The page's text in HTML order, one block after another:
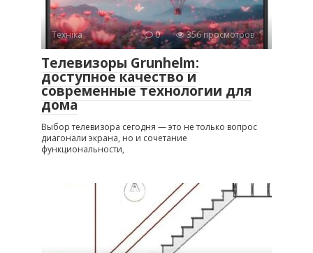
Техніка 0 356 просмотров
Телевизоры Grunhelm:
доступное качество и
современные технологии для
дома
Выбор телевизора сегодня — это не только вопрос
диагонали экрана, но и сочетание
функциональности,